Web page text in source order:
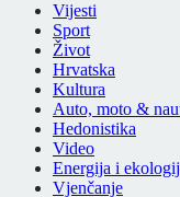
Vijesti
Sport
Život
Hrvatska
Kultura
Auto, moto &
Hedonistika
Video
Energija i
Vjenčanje